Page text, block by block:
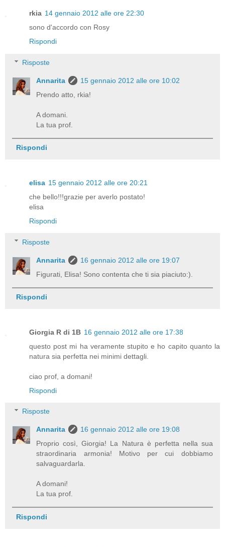
rkia 14 gennaio 2012 alle ore 22:30
sono d'accordo con Rosy
Rispondi
Risposte
Annarita
15 gennaio 2012 alle ore 10:02
Prendo atto, rkia!
A domani.
La tua prof.
Rispondi
elisa 15 gennaio 2012 alle ore 20:21
che bello!!!grazie per averlo postato!
elisa
Rispondi
Risposte
Annarita
16 gennaio 2012 alle ore 19:07
Figurati, Elisa! Sono contenta che ti sia piaciuto:).
Rispondi
Giorgia R di 1B 16 gennaio 2012 alle ore 17:38
questo post mi ha veramente stupito e ho capito quanto la
natura sia perfetta nei minimi dettagli.
ciao prof, a domani!
Rispondi
Risposte
Annarita
16 gennaio 2012 alle ore 19:08
Proprio così, Giorgia! La Natura è perfetta nella sua
straordinaria armonia! Motivo per cui dobbiamo
salvaguardarla.
A domani!
La tua prof.
Rispondi